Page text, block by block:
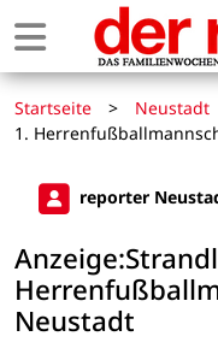
Startseite > Neustadt
1.
reporter
Neustadt